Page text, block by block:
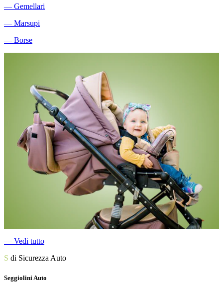
― Gemellari
― Marsupi
― Borse
― Vedi tutto
S di Sicurezza Auto
Seggiolini Auto